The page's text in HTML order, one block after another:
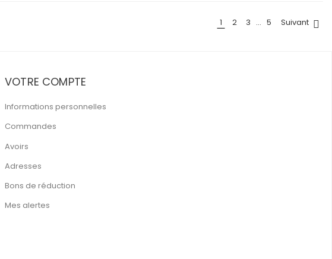
1 2 3 … 5 Suivant 
VOTRE COMPTE
Informations personnelles
Commandes
Avoirs
Adresses
Bons de réduction
Mes alertes